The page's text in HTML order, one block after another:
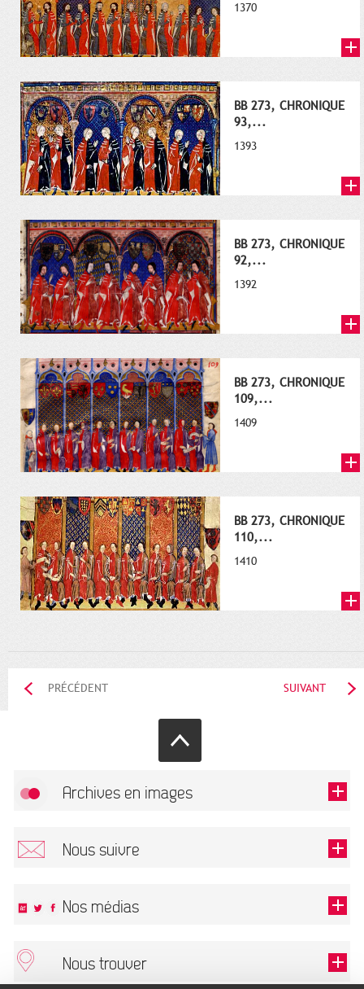
1370
BB 273, CHRONIQUE
93,...
1393
BB 273, CHRONIQUE
92,...
1392
BB 273, CHRONIQUE
109,...
1409
BB 273, CHRONIQUE
110,...
1410
PRÉCÉDENT SUIVANT
Archives en images
Nous suivre
Ce champ est exigé.
Nos médias
Nous trouver